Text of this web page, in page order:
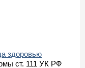
здоровью
ст. 111 УК РФ